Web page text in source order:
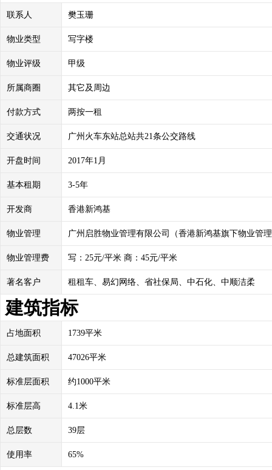
联系人 樊玉珊
物业类型 写字楼
物业评级 甲级
所属商圈 其它及周边
付款方式 两按一租
交通状况 广州火车东站总站共21条公交路线
开盘时间 2017年1月
基本租期 3-5年
开发商 香港新鸿基
物业管理 广州启胜物业管理有限公司（香港新鸿基旗下物业管
物业管理费 写：25元/平米 商：45元/平米
著名客户 租租车、易幻网络、省社保局、中石化、中顺洁柔
建筑指标
占地面积 1739平米
总建筑面积 47026平米
标准层面积 约1000平米
标准层高 4.1米
总层数 39层
使用率 65%